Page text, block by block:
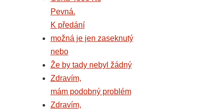
Pevná.
K předání
možná je jen zaseknutý
nebo
Že by tady nebyl žádný
Zdravím,
mám podobný problém
Zdravím,